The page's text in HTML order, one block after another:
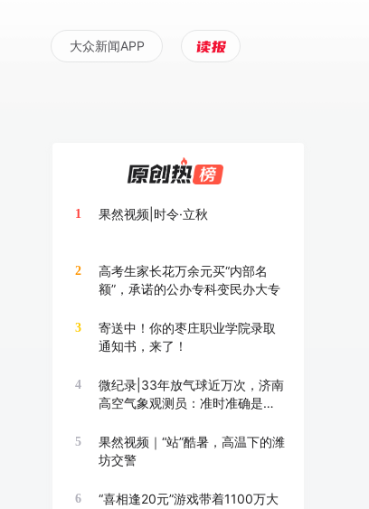
大众新闻APP
1 果然视频|时令·立秋
2
高考生家长花万余元买“内部名
额”，承诺的公办专科变民办大专
3
寄送中！你的枣庄职业学院录取
通知书，来了！
4
微纪录|33年放气球近万次，济南
高空气象观测员：准时准确是底
5
果然视频｜“站”酷暑，高温下的潍
坊交警
6
“喜相逢20元”游戏带着1100万大